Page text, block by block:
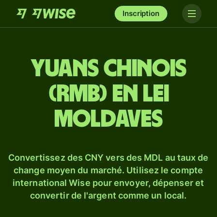
Inscription
Yuans chinois
(RMB) en lei
moldaves
Convertissez des CNY vers des MDL au taux de
change moyen du marché. Utilisez le compte
international Wise pour envoyer, dépenser et
convertir de l'argent comme un local.